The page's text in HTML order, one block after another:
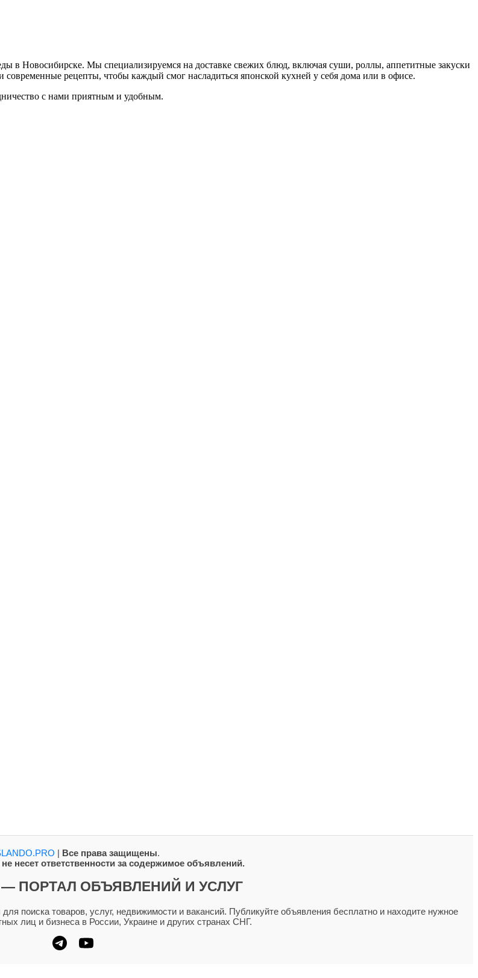
Новосибирске. Мы специализируемся на доставке свежих блюд, включая суши, роллы, аппетитные закуски
рецепты, чтобы каждый смог насладиться японской кухней у себя дома или в офисе.
с нами приятным и удобным.
| Все права защищены.
несет ответственности за содержимое объявлений.
— ПОРТАЛ ОБЪЯВЛЕНИЙ И УСЛУГ
поиска товаров, услуг, недвижимости и вакансий. Публикуйте объявления бесплатно и находите нужное
лиц и бизнеса в России, Украине и других странах СНГ.